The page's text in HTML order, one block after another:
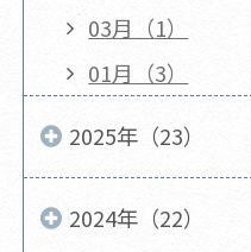
03月（1）
01月（3）
2025年（23）
2024年（22）